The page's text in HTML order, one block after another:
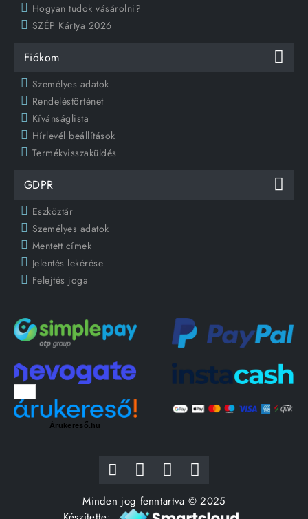
Hogyan tudok vásárolni?
SZÉP Kártya 2026
Fiókom
Személyes adatok
Rendeléstörténet
Kívánságlista
Hírlevél beállítások
Termékvisszaküldés
GDPR
Eszköztár
Személyes adatok
Mentett címek
Jelentés lekérése
Felejtés joga
Árukereső.hu
Minden jog fenntartva © 2025